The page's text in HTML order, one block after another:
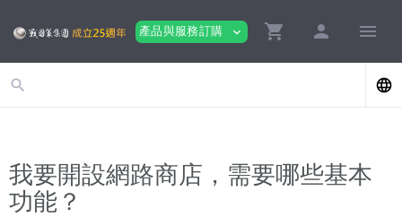
產品與服務訂購 expand_more shopping_cart person menu
search language
我要開設網路商店，需要哪些基本
功能？